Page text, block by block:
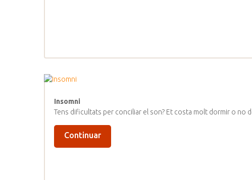
Insomni
Tens dificultats per conciliar el son? Et costa molt dormir o no
Continuar